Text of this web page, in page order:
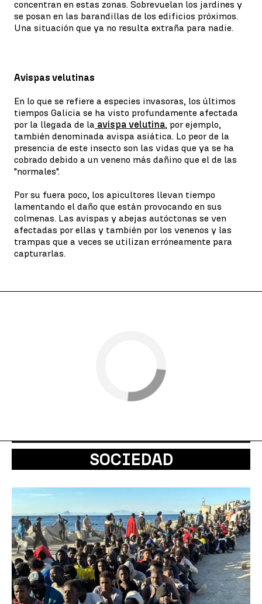
concentran en estas zonas. Sobrevuelan los jardines y
se posan en las barandillas de los edificios próximos.
Una situación que ya no resulta extraña para nadie.
Avispas velutinas
En lo que se refiere a especies invasoras, los últimos
tiempos Galicia se ha visto profundamente afectada
por la llegada de la avispa velutina, por ejemplo,
también denominada avispa asiática. Lo peor de la
presencia de este insecto son las vidas que ya se ha
cobrado debido a un veneno más dañino que el de las
"normales".
Por su fuera poco, los apicultores llevan tiempo
lamentando el daño que están provocando en sus
colmenas. Las avispas y abejas autóctonas se ven
afectadas por ellas y también por los venenos y las
trampas que a veces se utilizan erróneamente para
capturarlas.
SOCIEDAD